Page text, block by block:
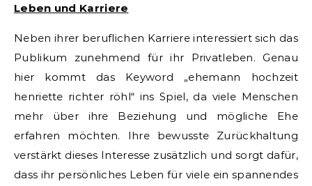
Leben und Karriere
Neben ihrer beruflichen Karriere interessiert sich das
Publikum zunehmend für ihr Privatleben. Genau
hier kommt das Keyword „ehemann hochzeit
henriette richter röhl“ ins Spiel, da viele Menschen
mehr über ihre Beziehung und mögliche Ehe
erfahren möchten. Ihre bewusste Zurückhaltung
verstärkt dieses Interesse zusätzlich und sorgt dafür,
dass ihr persönliches Leben für viele ein spannendes